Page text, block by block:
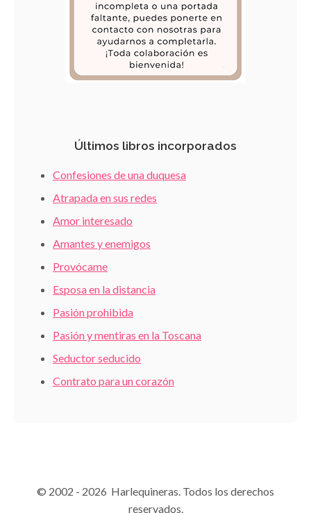
Últimos libros incorporados
Confesiones de una duquesa
Atrapada en sus redes
Amor interesado
Amantes y enemigos
Provócame
Esposa en la distancia
Pasión prohibida
Pasión y mentiras en la Toscana
Seductor seducido
Contrato para un corazón
© 2002 - 2026 Harlequineras. Todos los derechos
reservados.